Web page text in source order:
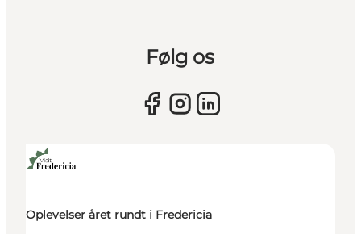
Følg os
Oplevelser året rundt i Fredericia